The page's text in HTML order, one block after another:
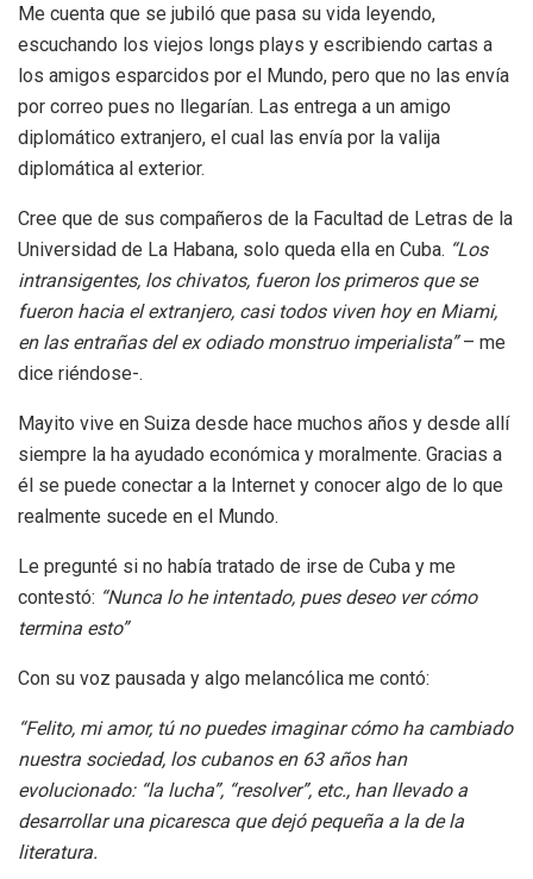
Me cuenta que se jubiló que pasa su vida leyendo,
escuchando los viejos longs plays y escribiendo cartas a
los amigos esparcidos por el Mundo, pero que no las envía
por correo pues no llegarían. Las entrega a un amigo
diplomático extranjero, el cual las envía por la valija
diplomática al exterior.
Cree que de sus compañeros de la Facultad de Letras de la
Universidad de La Habana, solo queda ella en Cuba. “Los
intransigentes, los chivatos, fueron los primeros que se
fueron hacia el extranjero, casi todos viven hoy en Miami,
en las entrañas del ex odiado monstruo imperialista”– me
dice riéndose-.
Mayito vive en Suiza desde hace muchos años y desde allí
siempre la ha ayudado económica y moralmente. Gracias a
él se puede conectar a la Internet y conocer algo de lo que
realmente sucede en el Mundo.
Le pregunté si no había tratado de irse de Cuba y me
contestó: “Nunca lo he intentado, pues deseo ver cómo
termina esto”
Con su voz pausada y algo melancólica me contó:
“Felito, mi amor, tú no puedes imaginar cómo ha cambiado
nuestra sociedad, los cubanos en 63 años han
evolucionado: “la lucha”, “resolver”, etc., han llevado a
desarrollar una picaresca que dejó pequeña a la de la
literatura.